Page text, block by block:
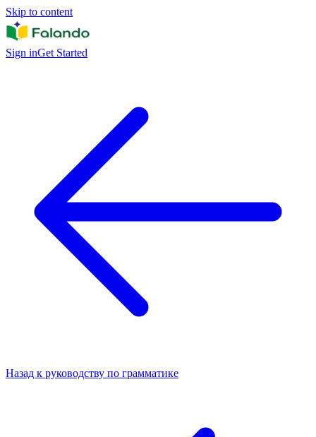
Skip to content
Sign inGet Started
Назад к руководству по грамматике